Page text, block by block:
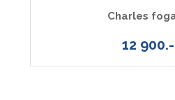
Charles
12